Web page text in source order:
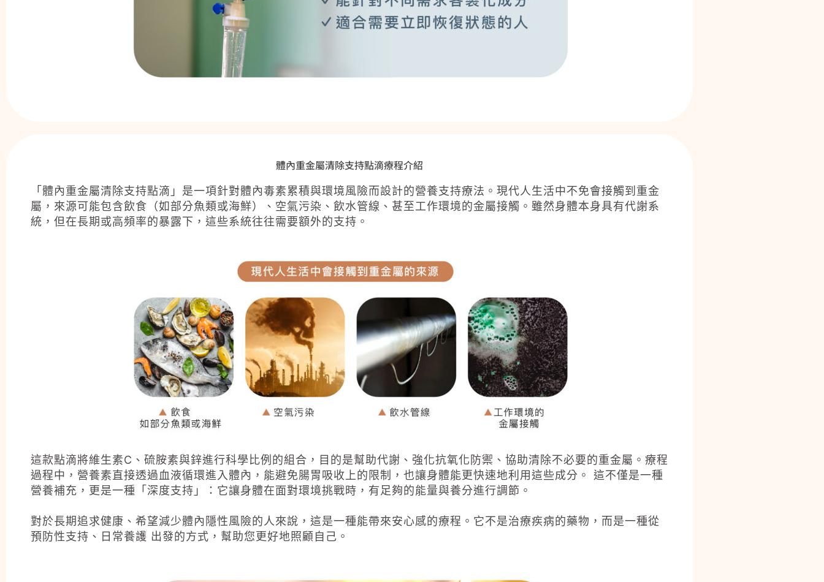
體內重金屬清除支持點滴療程介紹
「體內重金屬清除支持點滴」是一項針對體內毒素累積與環境風險而設計的營養支持療法。現代人生活中不免會接觸到重金
屬，來源可能包含飲食（如部分魚類或海鮮）、空氣污染、飲水管線、甚至工作環境的金屬接觸。雖然身體本身具有代謝系
統，但在長期或高頻率的暴露下，這些系統往往需要額外的支持。
這款點滴將維生素C、硫胺素與鋅進行科學比例的組合，目的是幫助代謝、強化抗氧化防禦、協助清除不必要的重金屬。療程
過程中，營養素直接透過血液循環進入體內，能避免腸胃吸收上的限制，也讓身體能更快速地利用這些成分。 這不僅是一種
營養補充，更是一種「深度支持」：它讓身體在面對環境挑戰時，有足夠的能量與養分進行調節。
對於長期追求健康、希望減少體內隱性風險的人來說，這是一種能帶來安心感的療程。它不是治療疾病的藥物，而是一種從
預防性支持、日常養護 出發的方式，幫助您更好地照顧自己。